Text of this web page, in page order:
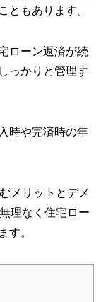
ともあります。
ローン返済が続
っかりと管理す
時や完済時の年
メリットとデメ
理なく住宅ロー
す。